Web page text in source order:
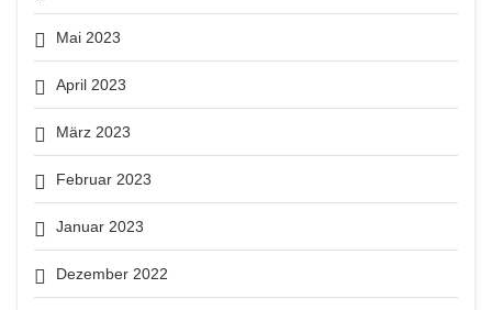
Mai 2023
April 2023
März 2023
Februar 2023
Januar 2023
Dezember 2022